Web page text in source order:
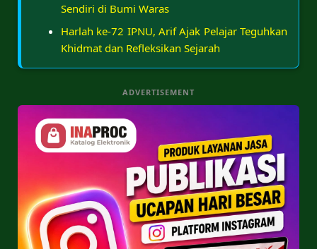
Sendiri di Bumi Waras
Harlah ke-72 IPNU, Arif Ajak Pelajar Teguhkan
Khidmat dan Refleksikan Sejarah
ADVERTISEMENT